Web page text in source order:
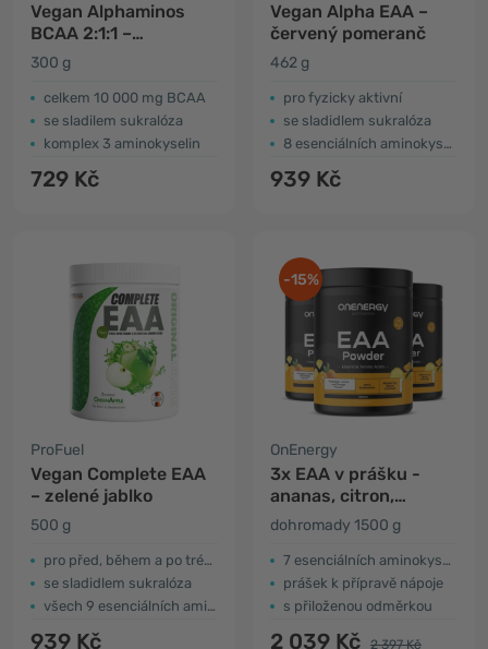
Vegan Alphaminos
BCAA 2:1:1 –
broskvový ledový čaj
300 g
celkem 10 000 mg BCAA
se sladilem sukralóza
komplex 3 aminokyselin
729 Kč
Vegan Alpha EAA –
červený pomeranč
462 g
pro fyzicky aktivní
se sladidlem sukralóza
8 esenciálních aminokyselin
939 Kč
ProFuel
Vegan Complete EAA
– zelené jablko
500 g
pro před, během a po tréninku
se sladidlem sukralóza
všech 9 esenciálních aminokyselin
939 Kč
-15%
OnEnergy
3x EAA v prášku -
ananas, citron,
pomeranč
dohromady 1500 g
7 esenciálních aminokyselin
prášek k přípravě nápoje
s přiloženou odměrkou
2 039 Kč 2 397 Kč